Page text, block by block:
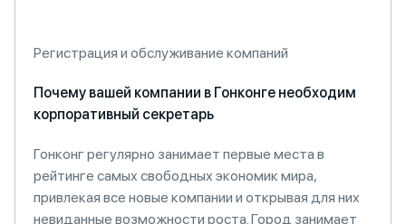
Регистрация и обслуживание компаний
Почему вашей компании в Гонконге необходим
корпоративный секретарь
Гонконг регулярно занимает первые места в
рейтинге самых свободных экономик мира,
привлекая все новые компании и открывая для них
невиданные возможности роста. Город занимает